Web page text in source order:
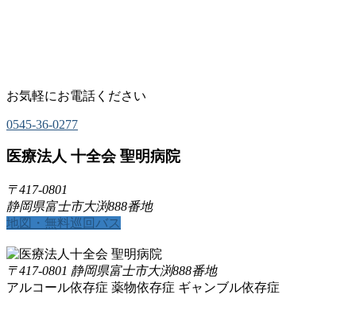
お気軽にお電話ください
0545-36-0277
医療法人 十全会 聖明病院
〒417-0801
静岡県富士市大渕888番地
地図・無料巡回バス
〒417-0801 静岡県富士市大渕888番地
アルコール依存症 薬物依存症 ギャンブル依存症